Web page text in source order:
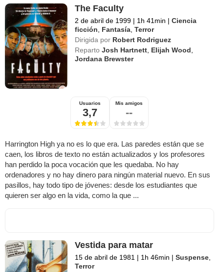
The Faculty
2 de abril de 1999 | 1h 41min | Ciencia
ficción
Fantasía ,Terror
Dirigida por Robert Rodriguez
Reparto Josh Hartnett Elijah Wood
Jordana Brewster
Usuarios
3,7
Mis amigos
--
Harrington High ya no es lo que era. Las paredes están que se
caen, los libros de texto no están actualizados y los profesores
han perdido la poca vocación que les quedaba. No hay
ordenadores y no hay dinero para ningún material nuevo. En sus
pasillos, hay todo tipo de jóvenes: desde los estudiantes que
quieren ser algo en la vida, como la que ...
Vestida para matar
15 de abril de 1981 | 1h 46min | Suspense
Terror